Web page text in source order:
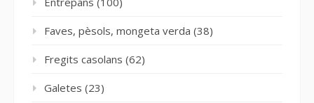
Faves, pèsols, mongeta verda (38)
Fregits casolans (62)
Galetes (23)